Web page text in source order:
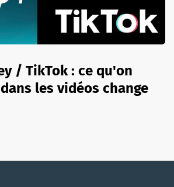
/ TikTok : ce qu'on
les vidéos change